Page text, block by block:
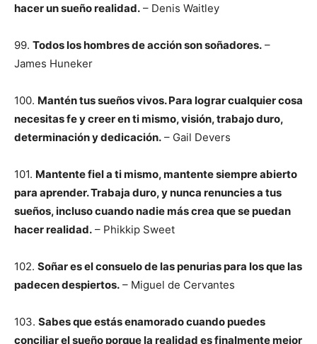
hacer un sueño realidad. – Denis Waitley
99. Todos los hombres de acción son soñadores. –
James Huneker
100. Mantén tus sueños vivos. Para lograr cualquier cosa
necesitas fe y creer en ti mismo, visión, trabajo duro,
determinación y dedicación. – Gail Devers
101. Mantente fiel a ti mismo, mantente siempre abierto
para aprender. Trabaja duro, y nunca renuncies a tus
sueños, incluso cuando nadie más crea que se puedan
hacer realidad. – Phikkip Sweet
102. Soñar es el consuelo de las penurias para los que las
padecen despiertos. – Miguel de Cervantes
103. Sabes que estás enamorado cuando puedes
conciliar el sueño porque la realidad es finalmente mejor